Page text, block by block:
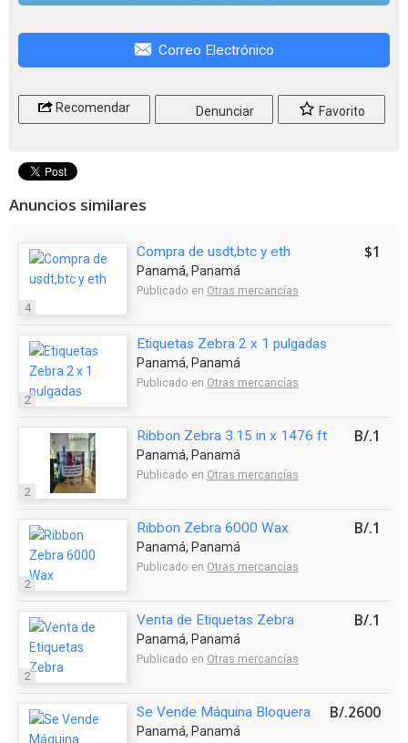
Correo Electrónico
Recomendar Denunciar Favorito
Anuncios similares
4
Compra de usdt,btc y eth
Panamá, Panamá
Publicado en Otras mercancías
$1
2
Etiquetas Zebra 2 x 1 pulgadas
Panamá, Panamá
Publicado en Otras mercancías
2
Ribbon Zebra 3.15 in x 1476 ft
Panamá, Panamá
Publicado en Otras mercancías
B/.1
2
Ribbon Zebra 6000 Wax
Panamá, Panamá
Publicado en Otras mercancías
B/.1
2
Venta de Etiquetas Zebra
Panamá, Panamá
Publicado en Otras mercancías
B/.1
Se Vende Máquina Bloquera
Panamá, Panamá
B/.2600